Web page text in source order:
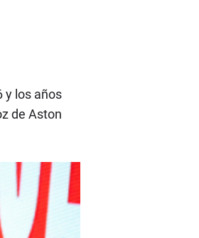
y los años
de Aston